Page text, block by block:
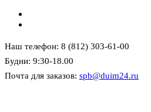
Наш телефон: 8 (812) 303-61-00
Будни: 9:30-18.00
Почта для заказов: spb@duim24.ru